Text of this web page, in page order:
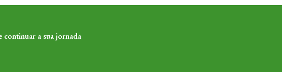
a sua jornada